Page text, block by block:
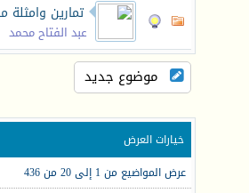
تمارين وامثلة
عبد الفتاح محمد
موضوع جديد
خيارات العرض
عرض المواضيع من 1 إلى 20 من 436